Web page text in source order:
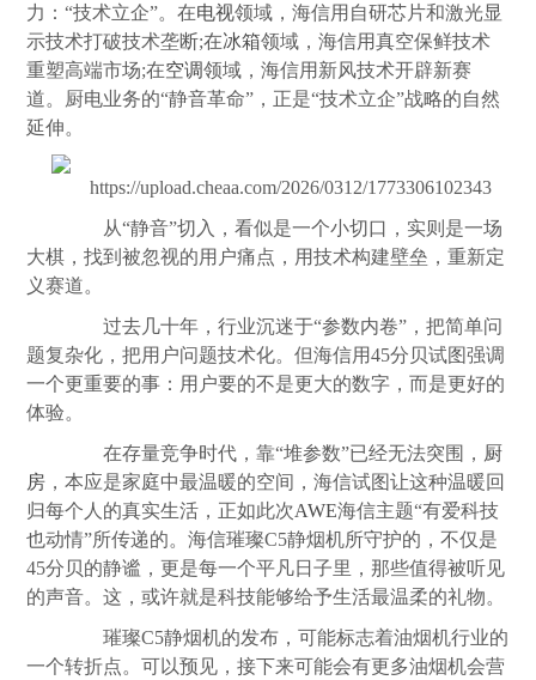
力：“技术立企”。在电视领域，海信用自研芯片和激光显
示技术打破技术垄断;在冰箱领域，海信用真空保鲜技术
重塑高端市场;在空调领域，海信用新风技术开辟新赛
道。厨电业务的“静音革命”，正是“技术立企”战略的自然
延伸。
从“静音”切入，看似是一个小切口，实则是一场
大棋，找到被忽视的用户痛点，用技术构建壁垒，重新定
义赛道。
过去几十年，行业沉迷于“参数内卷”，把简单问
题复杂化，把用户问题技术化。但海信用45分贝试图强调
一个更重要的事：用户要的不是更大的数字，而是更好的
体验。
在存量竞争时代，靠“堆参数”已经无法突围， 厨
房 ，本应是家庭中最温暖的空间，海信试图让这种温暖回
归每个人的真实生活，正如此次AWE海信主题“有爱科技
也动情”所传递的。海信璀璨C5静烟机所守护的，不仅是
45分贝的静谧，更是每一个平凡日子里，那些值得被听见
的声音。这，或许就是科技能够给予生活最温柔的礼物。
璀璨C5静烟机的发布，可能标志着油烟机行业的
一个转折点。可以预见，接下来可能会有更多油烟机会营